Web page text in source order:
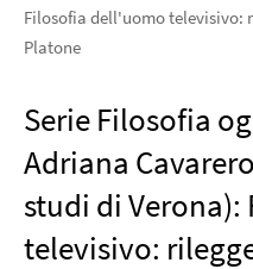
Filosofia dell'uomo televisivo:
Platone
Serie Filosofia
Adriana
studi di
televisivo: